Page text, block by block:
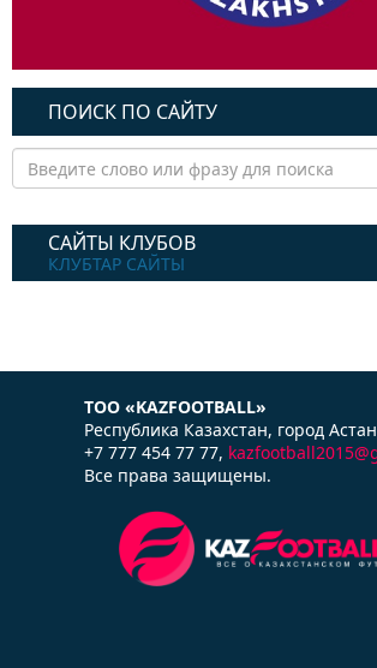
ПОИСК ПО САЙТУ
САЙТЫ КЛУБОВ
КЛУБТАР САЙТЫ
ТОО «KAZFOOTBALL»
Республика Казаxстан, город
+7 777 454 77 77,
Все права защищены.